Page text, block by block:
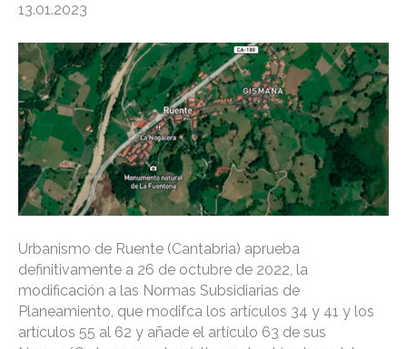
13.01.2023
Urbanismo de Ruente (Cantabria) aprueba
definitivamente a 26 de octubre de 2022, la
modificación a las Normas Subsidiarias de
Planeamiento, que modifca los artículos 34 y 41 y los
artículos 55 al 62 y añade el artículo 63 de sus